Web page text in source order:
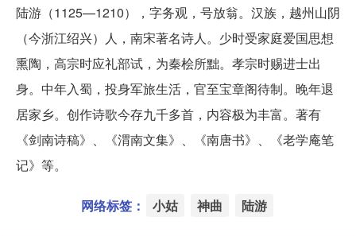
陆游（1125—1210），字务观，号放翁。汉族，越州山阴
（今浙江绍兴）人，南宋著名诗人。少时受家庭爱国思想
熏陶，高宗时应礼部试，为秦桧所黜。孝宗时赐进士出
身。中年入蜀，投身军旅生活，官至宝章阁待制。晚年退
居家乡。创作诗歌今存九千多首，内容极为丰富。著有
《剑南诗稿》、《渭南文集》、《南唐书》、《老学庵笔
记》等。
网络标签： 小姑 神曲 陆游